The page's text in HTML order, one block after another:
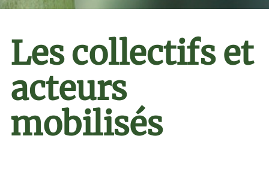
Les collectifs et
acteurs
mobilisés